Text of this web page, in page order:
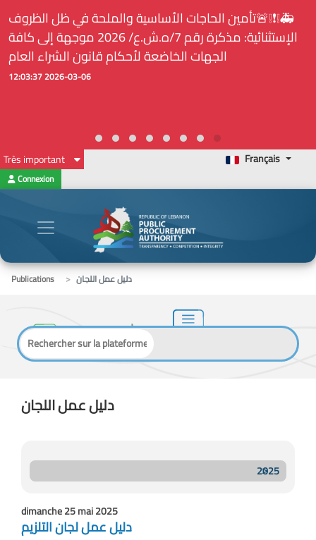
🚑❕❗❕🚨تأمين الحاجات الأساسية والملحة في ظل الظروف
الإستثنائية: مذكرة رقم 7/ه.ش.ع/ 2026 موجهة إلى كافة
الجهات الخاضعة لأحكام قانون الشراء العام
2026-03-06 12:03:37
Très important Français
Connexion
Publications دليل عمل اللجان
دليل عمل اللجان
2025
dimanche 25 mai 2025
دليل عمل لجان التلزيم